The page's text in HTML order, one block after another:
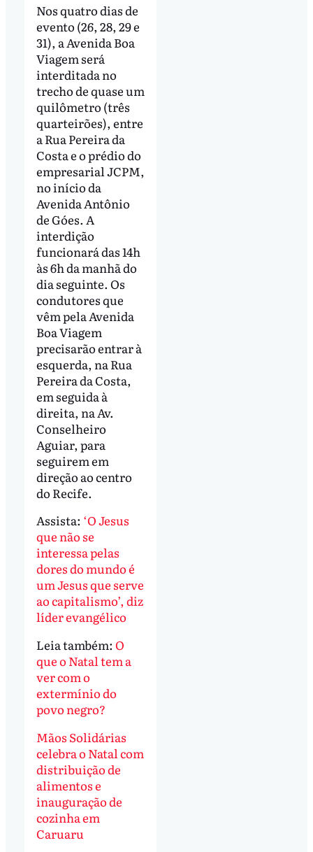
Nos quatro dias de
evento (26, 28, 29 e
31), a Avenida Boa
Viagem será
interditada no
trecho de quase um
quilômetro (três
quarteirões), entre
a Rua Pereira da
Costa e o prédio do
empresarial JCPM,
no início da
Avenida Antônio
de Góes. A
interdição
funcionará das 14h
às 6h da manhã do
dia seguinte. Os
condutores que
vêm pela Avenida
Boa Viagem
precisarão entrar à
esquerda, na Rua
Pereira da Costa,
em seguida à
direita, na Av.
Conselheiro
Aguiar, para
seguirem em
direção ao centro
do Recife.
Assista: ‘O Jesus
que não se
interessa pelas
dores do mundo é
um Jesus que serve
ao capitalismo’, diz
líder evangélico
Leia também: O
que o Natal tem a
ver com o
extermínio do
povo negro?
Mãos Solidárias
celebra o Natal com
distribuição de
alimentos e
inauguração de
cozinha em
Caruaru